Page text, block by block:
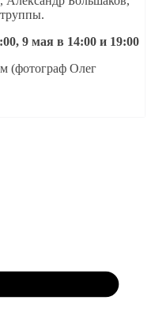
9 мая в 14:00 и 19:00
(фотограф Олег